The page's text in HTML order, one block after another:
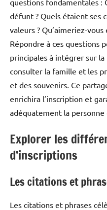
questions fondamentales :
défunt ? Quels étaient ses
valeurs ? Qu’aimeriez-
Répondre à ces questions
principales à intégrer sur
consulter la famille et les
et des souvenirs. Ce
enrichira l’inscription et
adéquatement la personne
Explorer les
d’inscriptions
Les citations et
Les citations et phrases